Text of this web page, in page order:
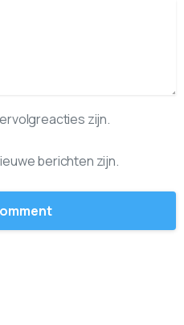
zijn.
berichten zijn.